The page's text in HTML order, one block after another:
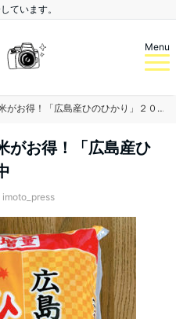
ています。
Menu
小麦が高騰！今ならお米がお得！「広島産ひのひかり」２０％増量中
がお得！「広島産ひ
imoto_press